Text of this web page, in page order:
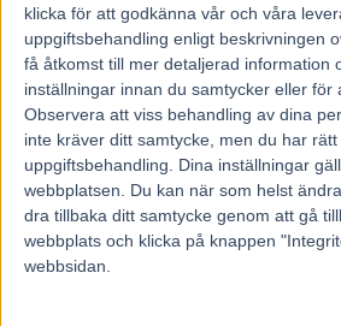
klicka för att godkänna vår och våra
uppgiftsbehandling enligt beskrivningen
få åtkomst till mer detaljerad information
inställningar innan du samtycker eller för
Observera att viss behandling av dina
inte kräver ditt samtycke, men du har
uppgiftsbehandling. Dina inställningar
webbplatsen. Du kan när som helst
dra tillbaka ditt samtycke genom att gå
webbplats och klicka på knappen
webbsidan.
Fem tippar V85
augusti 2026
3 augusti, 2026
Fem tippar V85
augusti 2026
27 juli, 2026